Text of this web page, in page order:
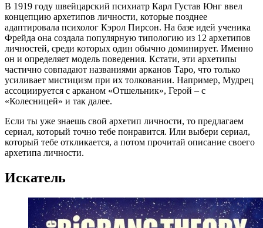
В 1919 году швейцарский психиатр Карл Густав Юнг ввел
концепцию архетипов личности, которые позднее
адаптировала психолог Кэрол Пирсон. На базе идей ученика
Фрейда она создала популярную типологию из 12 архетипов
личностей, среди которых один обычно доминирует. Именно
он и определяет модель поведения. Кстати, эти архетипы
частично совпадают названиями арканов Таро, что только
усиливает мистицизм при их толковании. Например, Мудрец
ассоциируется с арканом «Отшельник», Герой – с
«Колесницей» и так далее.
Если ты уже знаешь свой архетип личности, то предлагаем
сериал, который точно тебе понравится. Или выбери сериал,
который тебе откликается, а потом прочитай описание своего
архетипа личности.
Искатель